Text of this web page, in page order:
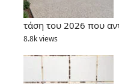
τάση του 2026 που
8.8k views